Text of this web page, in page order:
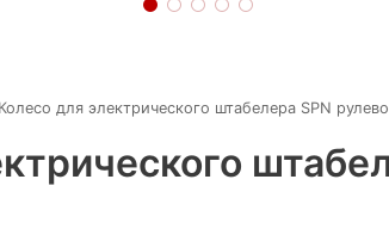
Колесо для электрического штабелера SPN